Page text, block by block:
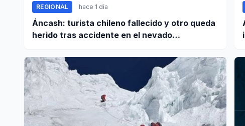
REGIONAL hace 1 día
Áncash: turista chileno fallecido y otro queda
herido tras accidente en el nevado